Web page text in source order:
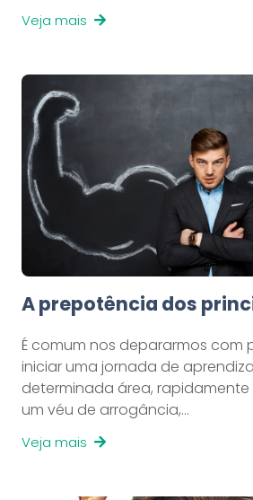
Veja mais
A prepotência dos
É comum nos depararmos com
iniciar uma jornada de
determinada área, rapidamente
um véu de arrogância,…
Veja mais